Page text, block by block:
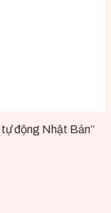
động Nhật Bản”